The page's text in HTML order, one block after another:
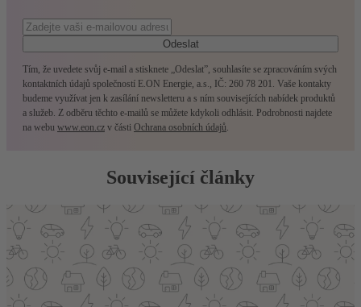
Odeslat
Tím, že uvedete svůj e-mail a stisknete „Odeslat”, souhlasíte se zpracováním svých
kontaktních údajů společností E.ON Energie, a.s., IČ: 260 78 201. Vaše kontakty
budeme využívat jen k zasílání newsletteru a s ním souvisejících nabídek produktů
a služeb. Z odběru těchto e-mailů se můžete kdykoli odhlásit. Podrobnosti najdete
na webu www.eon.cz v části Ochrana osobních údajů.
Související články